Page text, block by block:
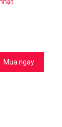
Mua ngay